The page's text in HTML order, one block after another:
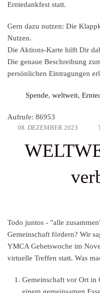
Erntedankfest statt.
Gern dazu nutzen: Die
Nutzen.
Die Aktions-Karte hilft Dir
Die genaue Beschreibung
persönlichen Eintragungen
Spende, weltweit,
Aufrufe: 86953
08. DEZEMBER 2023
Todo juntos - "alle
Gemeinschaft fördern? Wir
YMCA Gebetswoche im
virtuelle Treffen statt. Was
Gemeinschaft vor Ort